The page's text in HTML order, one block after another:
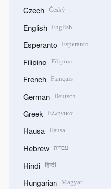
Czech Český
English English
Esperanto Esperanto
Filipino Filipino
French Français
German Deutsch
Greek Ελληνικά
Hausa Hausa
Hebrew עברית
Hindi हिन्दी
Hungarian Magyar